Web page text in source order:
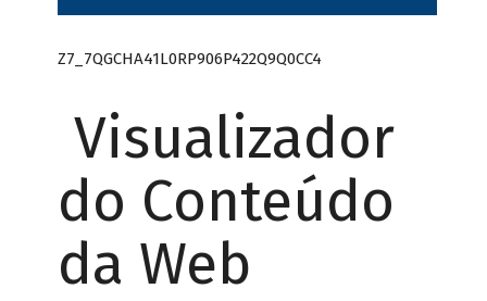
Z7_7QGCHA41L0RP906P422Q9Q0CC4
Visualizador
do Conteúdo
da Web